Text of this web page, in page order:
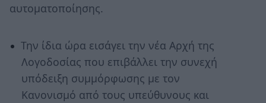
αυτοματοποίησης.
Την ίδια ώρα εισάγει την νέα Αρχή της
Λογοδοσίας που επιβάλλει την συνεχή
υπόδειξη συμμόρφωσης με τον
Κανονισμό από τους υπεύθυνους και